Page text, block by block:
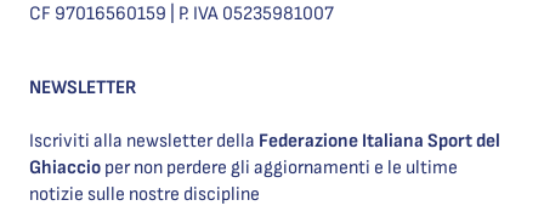
CF 97016560159 | P. IVA 05235981007
NEWSLETTER
Iscriviti alla newsletter della Federazione Italiana Sport del
Ghiaccio per non perdere gli aggiornamenti e le ultime
notizie sulle nostre discipline